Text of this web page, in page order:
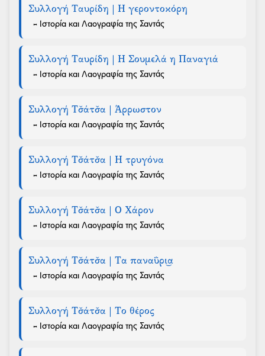
Συλλογή Ταυρίδη | Η γεροντοκόρη
- Ιστορία και Λαογραφία της Σαντάς
Συλλογή Ταυρίδη | Η Σουμελά η Παναγιά
- Ιστορία και Λαογραφία της Σαντάς
Συλλογή Τσ̌άτσ̌α | Άρρωστον
- Ιστορία και Λαογραφία της Σαντάς
Συλλογή Τσ̌άτσ̌α | Η τρυγόνα
- Ιστορία και Λαογραφία της Σαντάς
Συλλογή Τσ̌άτσ̌α | Ο Χάρον
- Ιστορία και Λαογραφία της Σαντάς
Συλλογή Τσ̌άτσ̌α | Τα παναΰρι͜α
- Ιστορία και Λαογραφία της Σαντάς
Συλλογή Τσ̌άτσ̌α | Το θέρος
- Ιστορία και Λαογραφία της Σαντάς